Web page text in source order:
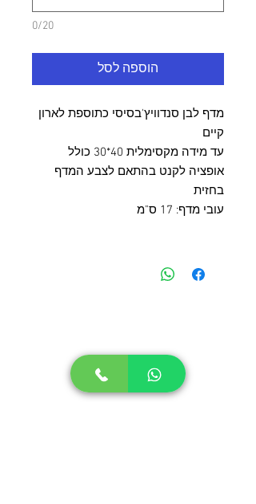
0/20
הוספה לסל
מדף לבן סנדוויץ'בסיסי כתוספת לארון
קיים
עד מידה מקסימלית 40*30 כולל
אופציה לקנט בהתאם לצבע המדף
בחזית
עובי מדף: 17 ס"מ